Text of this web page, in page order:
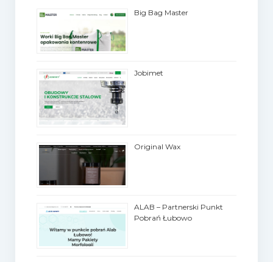
Big Bag Master
Jobimet
Original Wax
ALAB – Partnerski Punkt
Pobrań Łubowo